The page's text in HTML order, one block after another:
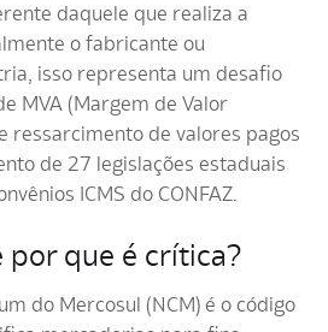
daquele que realiza a
o fabricante ou
isso representa um desafio
MVA (Margem de Valor
ressarcimento de valores pagos
de 27 legislações estaduais
ICMS do CONFAZ.
por que é crítica?
do Mercosul (NCM) é o código